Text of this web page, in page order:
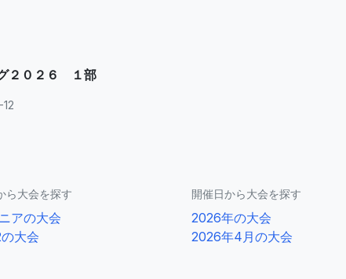
２０２６ １部
ら大会を探す
アの大会
大会
開催日から大会を探す
2026年の大会
2026年4月の大会